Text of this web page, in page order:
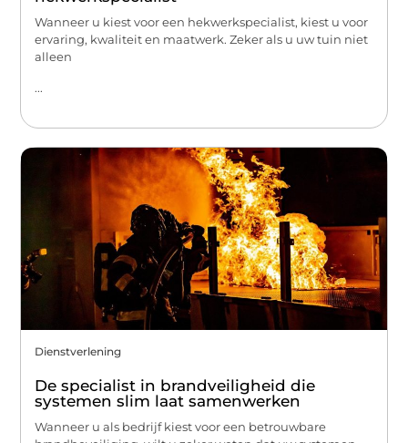
Wanneer u kiest voor een hekwerkspecialist, kiest u voor
ervaring, kwaliteit en maatwerk. Zeker als u uw tuin niet
alleen
...
Dienstverlening
De specialist in brandveiligheid die
systemen slim laat samenwerken
Wanneer u als bedrijf kiest voor een betrouwbare